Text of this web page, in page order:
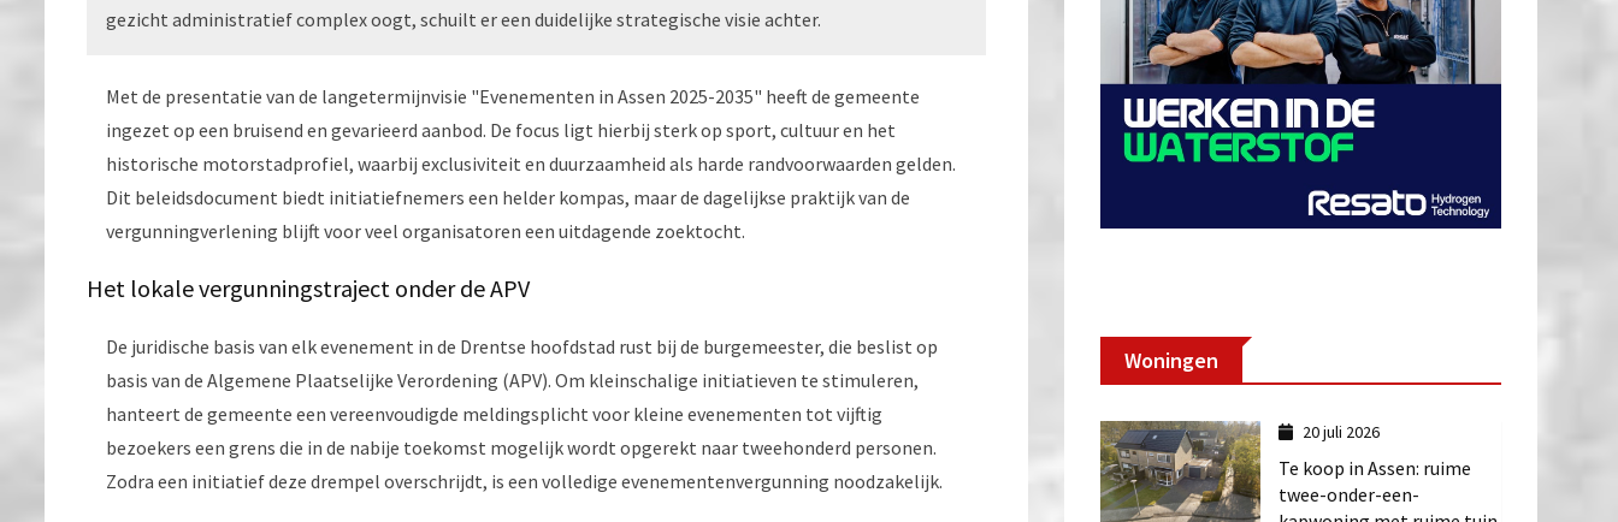
gezicht administratief complex oogt, schuilt er een duidelijke strategische visie achter.
Met de presentatie van de langetermijnvisie "Evenementen in Assen 2025-2035" heeft de gemeente
ingezet op een bruisend en gevarieerd aanbod. De focus ligt hierbij sterk op sport, cultuur en het
historische motorstadprofiel, waarbij exclusiviteit en duurzaamheid als harde randvoorwaarden gelden.
Dit beleidsdocument biedt initiatiefnemers een helder kompas, maar de dagelijkse praktijk van de
vergunningverlening blijft voor veel organisatoren een uitdagende zoektocht.
Het lokale vergunningstraject onder de APV
De juridische basis van elk evenement in de Drentse hoofdstad rust bij de burgemeester, die beslist op
basis van de Algemene Plaatselijke Verordening (APV). Om kleinschalige initiatieven te stimuleren,
hanteert de gemeente een vereenvoudigde meldingsplicht voor kleine evenementen tot vijftig
bezoekers een grens die in de nabije toekomst mogelijk wordt opgerekt naar tweehonderd personen.
Zodra een initiatief deze drempel overschrijdt, is een volledige evenementenvergunning noodzakelijk.
Woningen
20 juli 2026
Te koop in Assen: ruime
twee-onder-een-